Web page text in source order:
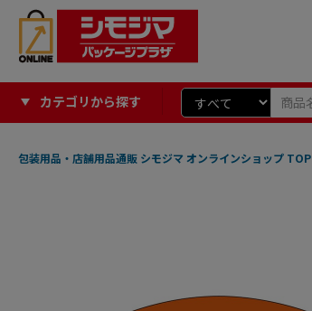
カテゴリから探す
包装用品・店舗用品通販 シモジマ オンラインショップ TOP